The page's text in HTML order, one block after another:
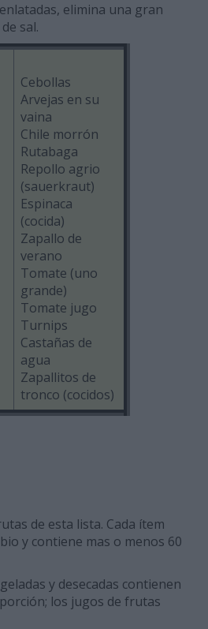
elimina una gran
sal.
Cebollas
Arvejas en su
vaina
Chile morrón
Rutabaga
Repollo agrio
(sauerkraut)
Espinaca
(cocida)
Zapallo de
verano
Tomate (uno
grande)
Tomate jugo
Turnips
Castañas de
agua
Zapallitos de
tronco (cocidos)
de esta lista. Cada ítem
y contiene mas o menos 60
y desecadas contienen
los jugos de frutas